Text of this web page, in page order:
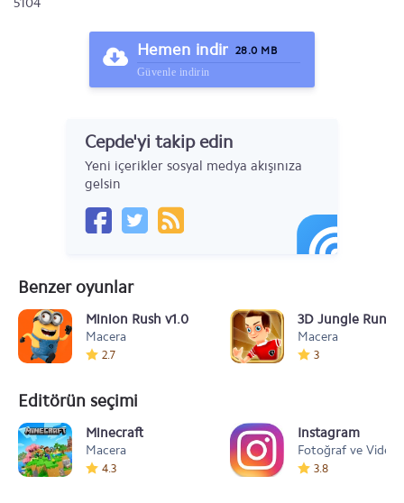
Hemen indir 28.0 MB
Güvenle indirin
Cepde'yi takip edin
Yeni içerikler sosyal medya akışınıza
gelsin
Benzer oyunlar
Minion Rush v1.0
Macera
2.7
3D Jungle
Macera
3
Editörün seçimi
Minecraft
Macera
4.3
Instagram
Fotoğraf ve Video
3.8